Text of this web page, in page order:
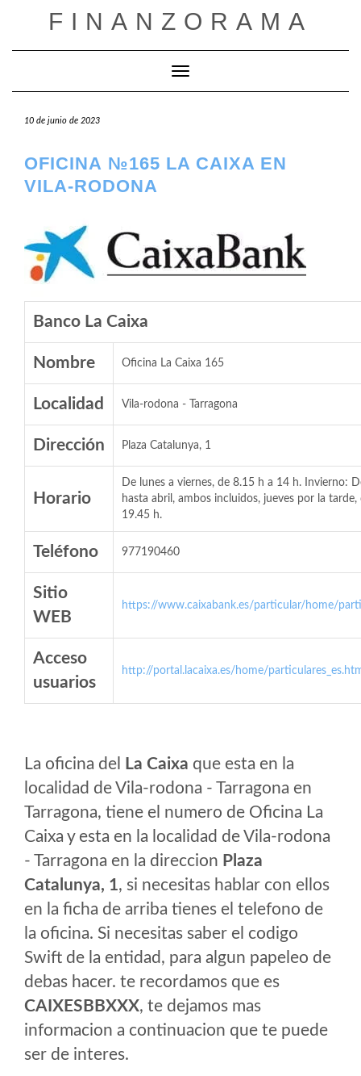
FINANZORAMA
Cambiar modo de navegación
10 de junio de 2023
OFICINA №165 LA CAIXA EN
VILA-RODONA
Banco La Caixa
Nombre Oficina La Caixa 165
Localidad Vila-rodona - Tarragona
Dirección Plaza Catalunya, 1
Horario
De lunes a viernes, de 8.15 h a 14 h. Invierno:
hasta abril, ambos incluidos, jueves por la
19.45 h.
Teléfono 977190460
Sitio
WEB
https://www.caixabank.es/particular/home/
Acceso
usuarios
http://portal.lacaixa.es/home/
La oficina del La Caixa que esta en la
localidad de Vila-rodona - Tarragona en
Tarragona, tiene el numero de Oficina La
Caixa y esta en la localidad de Vila-rodona
- Tarragona en la direccion Plaza
Catalunya, 1, si necesitas hablar con ellos
en la ficha de arriba tienes el telefono de
la oficina. Si necesitas saber el codigo
Swift de la entidad, para algun papeleo de
debas hacer. te recordamos que es
CAIXESBBXXX, te dejamos mas
informacion a continuacion que te puede
ser de interes.